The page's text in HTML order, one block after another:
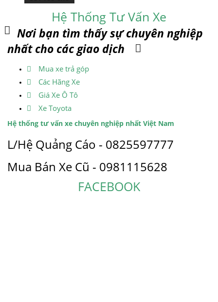
Hệ Thống Tư Vấn Xe
Nơi bạn tìm thấy sự chuyên nghiệp
nhất cho các giao dịch
Mua xe trả góp
Các Hãng Xe
Giá Xe Ô Tô
Xe Toyota
Hệ thống tư vấn xe chuyên nghiệp nhất Việt Nam
L/Hệ Quảng Cáo - 0825597777
Mua Bán Xe Cũ - 0981115628
FACEBOOK